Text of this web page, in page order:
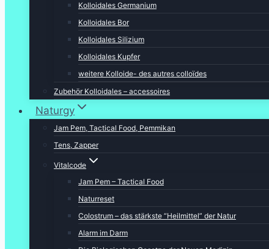
Kolloidales Germanium
Kolloidales Bor
Kolloidales Silizium
Kolloidales Kupfer
weitere Kolloide- des autres colloïdes
Zubehör Kolloidales – accessoires
Naturgy
Jam Pem, Tactical Food, Pemmikan
Tens, Zapper
Vitalcode
Jam Pem – Tactical Food
Naturreset
Colostrum – das stärkste “Heilmittel” der Natur
Alarm im Darm